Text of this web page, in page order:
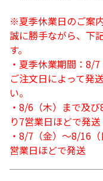
※夏季休業日のご案
誠に勝手ながら、下
す。
・夏季休業期間：8/7
ご注文日によって発
い。
・8/6（木）まで及
り7営業日ほどで発送
・8/7（金）～8/16
営業日ほどで発送